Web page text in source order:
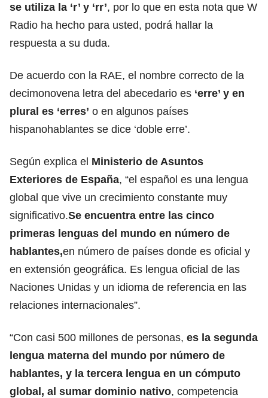
se utiliza la ‘r’ y ‘rr’, por lo que en esta nota que W
Radio ha hecho para usted, podrá hallar la
respuesta a su duda.
De acuerdo con la RAE, el nombre correcto de la
decimonovena letra del abecedario es ‘erre’ y en
plural es ‘erres’ o en algunos países
hispanohablantes se dice ‘doble erre’.
Según explica el Ministerio de Asuntos
Exteriores de España, “el español es una lengua
global que vive un crecimiento constante muy
significativo.Se encuentra entre las cinco
primeras lenguas del mundo en número de
hablantes,en número de países donde es oficial y
en extensión geográfica. Es lengua oficial de las
Naciones Unidas y un idioma de referencia en las
relaciones internacionales”.
“Con casi 500 millones de personas, es la segunda
lengua materna del mundo por número de
hablantes, y la tercera lengua en un cómputo
global, al sumar dominio nativo, competencia